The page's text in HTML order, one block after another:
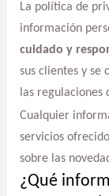
La política de
información
cuidado y
sus clientes y se
las regulaciones
Cualquier
servicios
sobre las
¿Qué